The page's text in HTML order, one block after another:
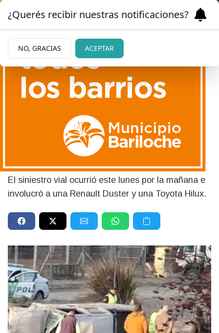
Choque y vuelco en Dina
Huapi: un conductor debió
ser trasladado al hospital
El siniestro vial ocurrió este lunes por la mañana e
involucró a una Renault Duster y una Toyota Hilux.
¿Querés recibir nuestras notificaciones?
NO, GRACIAS ACEPTAR